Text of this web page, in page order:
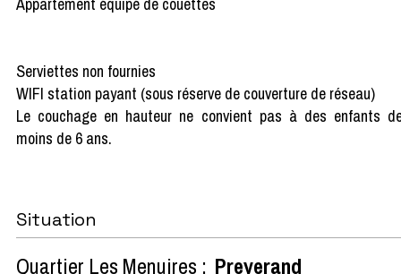
Serviettes non fournies
WIFI station payant (sous réserve de couverture de réseau)
Le couchage en hauteur ne convient pas à des enfants
moins de 6 ans.
Situation
Quartier Les Menuires : Preyerand